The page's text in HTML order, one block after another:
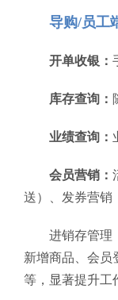
导购/员工
开单收银：
库存查询：
业绩查询：
会员营销：
送）、发券营销
进销存管理
新增商品、会员
等，显著提升工